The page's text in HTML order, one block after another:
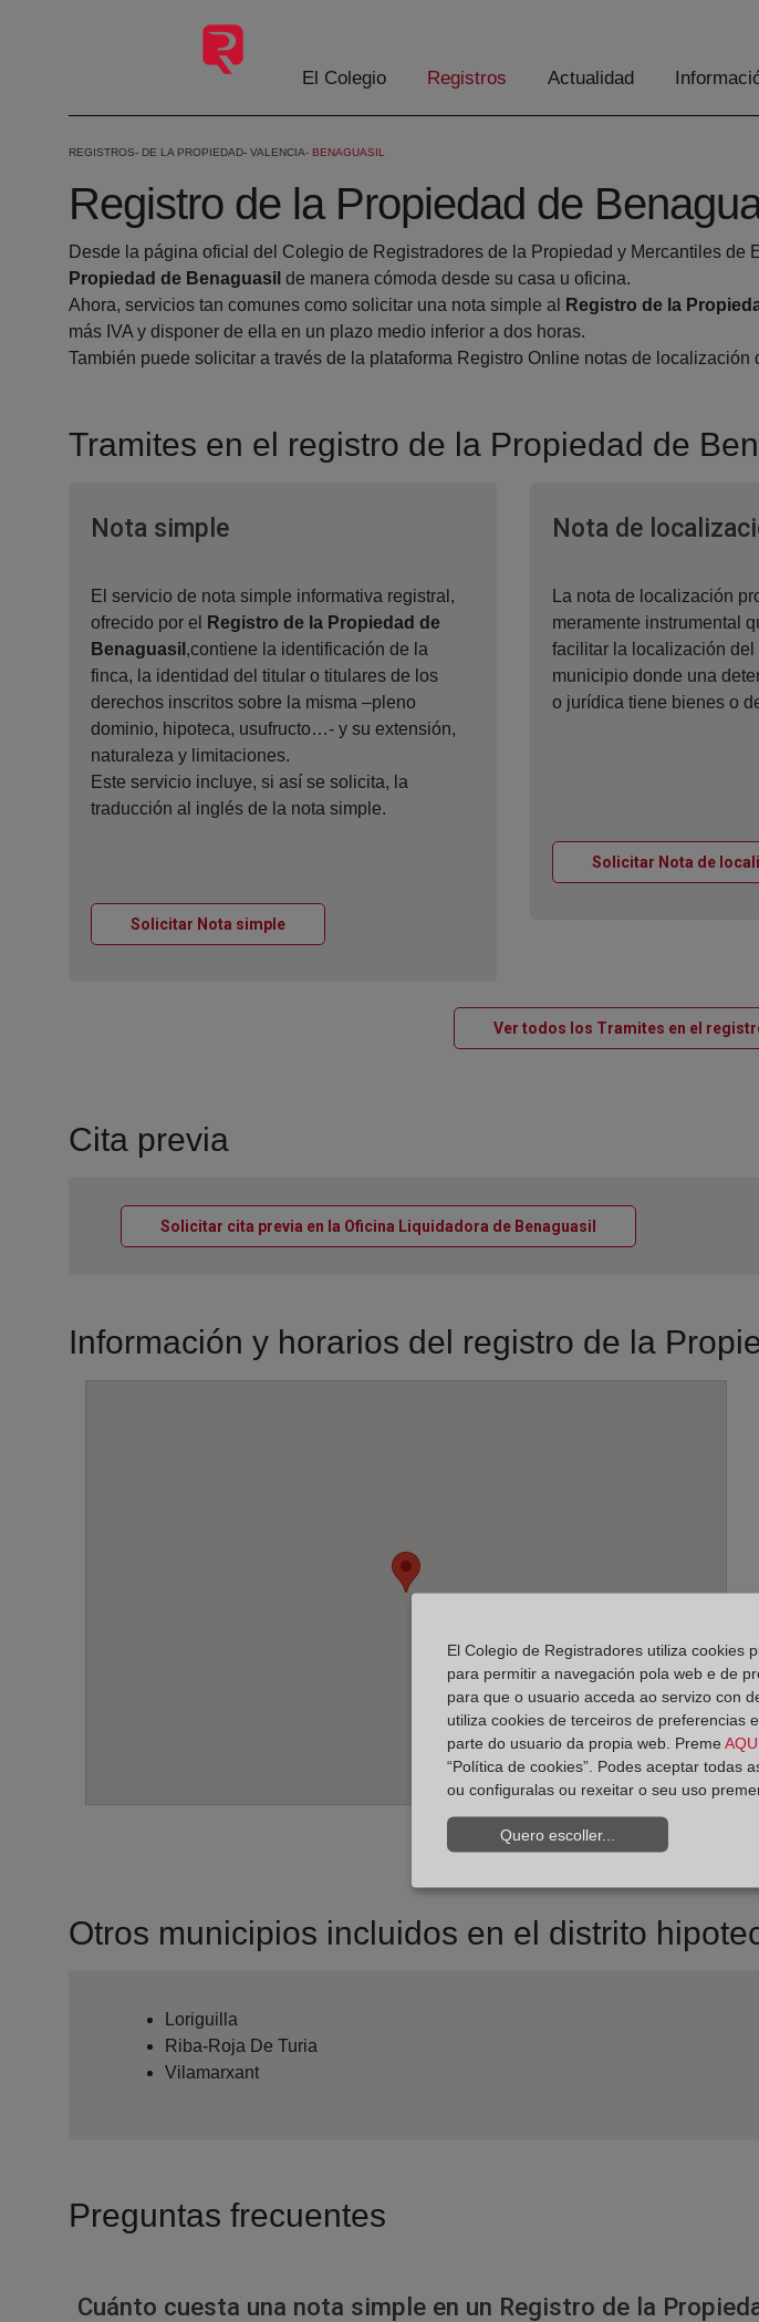
El Colegio Registros Actualidad
REGISTROS DE LA PROPIEDAD VALENCIA BENAGUASIL
Registro de la Propiedad de
Desde la página oficial del Colegio de Registradores de la Propiedad y Mercantiles de
Propiedad de Benaguasil de manera cómoda desde su casa u oficina.
Ahora, servicios tan comunes como solicitar una nota simple al
Registro de la
más IVA y disponer de ella en un plazo medio inferior a dos horas.
También puede solicitar a través de la plataforma Registro Online notas de localización
Tramites en el registro de la Propiedad de
Nota simpleVentana nueva
El servicio de nota simple informativa registral,
ofrecido por el
Registro de la Propiedad de
Benaguasil ,contiene la identificación de la
finca, la identidad del titular o titulares de los
derechos inscritos sobre la misma –pleno
dominio, hipoteca, usufructo…- y su extensión,
naturaleza y limitaciones.
Este servicio incluye, si así se solicita, la
traducción al inglés de la nota simple.
Solicitar Nota simpleVentana nueva
Nota de
La nota de localización
meramente instrumental
facilitar la localización
municipio donde una
o jurídica tiene bienes o
Solicitar Nota de
Ver todos los Tramites en el
Cita previa
Solicitar cita previa en la Oficina Liquidadora de Benaguasil
Información y horarios del registro de la
Otros municipios incluidos en el distrito
Loriguilla
Riba-Roja De Turia
Vilamarxant
Preguntas frecuentes
Cuánto cuesta una nota simple en un Registro de la
El Colegio de Registradores utiliza cookies
para permitir a navegación pola web e de
para que o usuario acceda ao servizo con
utiliza cookies de terceiros de preferencias
parte do usuario da propia web. Preme
“Política de cookies”. Podes aceptar todas
ou configuralas ou rexeitar o seu uso
Quero escoller...